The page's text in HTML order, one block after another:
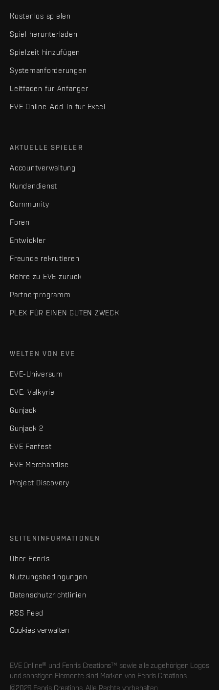
Kostenlos spielen
Spiel herunterladen
Spielzeit hinzufügen
Systemanforderungen
Leitfaden für Anfänger
EVE Online-Add-in für Excel
AKTUELLE SPIELER
Accountverwaltung
Kundendienst
Community
Foren
Entwickler
Freunde rekrutieren
Kehre zu EVE zurück
Partnerprogramm
PLEX FÜR EINEN GUTEN ZWECK
WELTEN VON EVE
EVE-Universum
EVE: Valkyrie
Gunjack
Gunjack 2
EVE Fanfest
EVE Merchandise
Project Discovery
SEITENINFORMATIONEN
Über Fenris
Nutzungsbedingungen
Datenschutzrichtlinien
RSS Feed
Cookies verwalten
EVE Online® und Fenris Creations™ sowie alle zugehörigen Logos
und sonstigen Elemente sind Marken von Fenris Creations.
©2026 Fenris Creations. Alle Rechte vorbehalten.